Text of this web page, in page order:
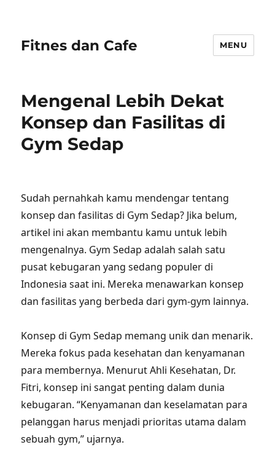
Fitnes dan Cafe MENU
Mengenal Lebih Dekat
Konsep dan Fasilitas di
Gym Sedap
Sudah pernahkah kamu mendengar tentang
konsep dan fasilitas di Gym Sedap? Jika belum,
artikel ini akan membantu kamu untuk lebih
mengenalnya. Gym Sedap adalah salah satu
pusat kebugaran yang sedang populer di
Indonesia saat ini. Mereka menawarkan konsep
dan fasilitas yang berbeda dari gym-gym lainnya.
Konsep di Gym Sedap memang unik dan menarik.
Mereka fokus pada kesehatan dan kenyamanan
para membernya. Menurut Ahli Kesehatan, Dr.
Fitri, konsep ini sangat penting dalam dunia
kebugaran. “Kenyamanan dan keselamatan para
pelanggan harus menjadi prioritas utama dalam
sebuah gym,” ujarnya.